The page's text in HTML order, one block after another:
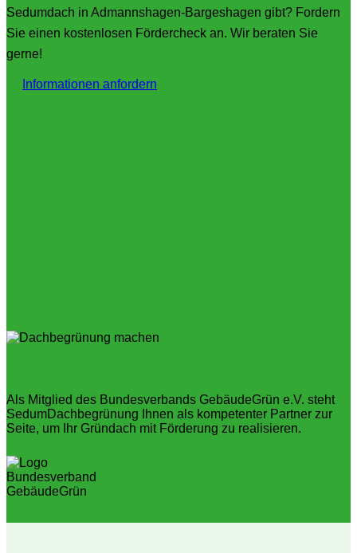
Sedumdach in Admannshagen-Bargeshagen gibt? Fordern
Sie einen kostenlosen Fördercheck an. Wir beraten Sie
gerne!
Informationen anfordern
Als Mitglied des Bundesverbands GebäudeGrün e.V. steht
SedumDachbegrünung Ihnen als kompetenter Partner zur
Seite, um Ihr Gründach mit Förderung zu realisieren.